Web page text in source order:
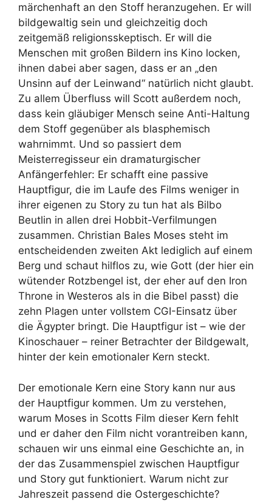
märchenhaft an den Stoff heranzugehen. Er will
bildgewaltig sein und gleichzeitig doch
zeitgemäß religionsskeptisch. Er will die
Menschen mit großen Bildern ins Kino locken,
ihnen dabei aber sagen, dass er an „den
Unsinn auf der Leinwand“ natürlich nicht glaubt.
Zu allem Überfluss will Scott außerdem noch,
dass kein gläubiger Mensch seine Anti-Haltung
dem Stoff gegenüber als blasphemisch
wahrnimmt. Und so passiert dem
Meisterregisseur ein dramaturgischer
Anfängerfehler: Er schafft eine passive
Hauptfigur, die im Laufe des Films weniger in
ihrer eigenen zu Story zu tun hat als Bilbo
Beutlin in allen drei Hobbit-Verfilmungen
zusammen. Christian Bales Moses steht im
entscheidenden zweiten Akt lediglich auf einem
Berg und schaut hilflos zu, wie Gott (der hier ein
wütender Rotzbengel ist, der eher auf den Iron
Throne in Westeros als in die Bibel passt) die
zehn Plagen unter vollstem CGI-Einsatz über
die Ägypter bringt. Die Hauptfigur ist – wie der
Kinoschauer – reiner Betrachter der Bildgewalt,
hinter der kein emotionaler Kern steckt.
Der emotionale Kern eine Story kann nur aus
der Hauptfigur kommen. Um zu verstehen,
warum Moses in Scotts Film dieser Kern fehlt
und er daher den Film nicht vorantreiben kann,
schauen wir uns einmal eine Geschichte an, in
der das Zusammenspiel zwischen Hauptfigur
und Story gut funktioniert. Warum nicht zur
Jahreszeit passend die Ostergeschichte?